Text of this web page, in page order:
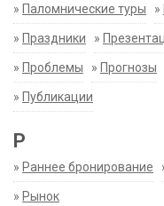
» Паломнические туры »
» Праздники »
» Проблемы » Прогнозы
» Публикации
Р
» Раннее бронирование
» Рынок